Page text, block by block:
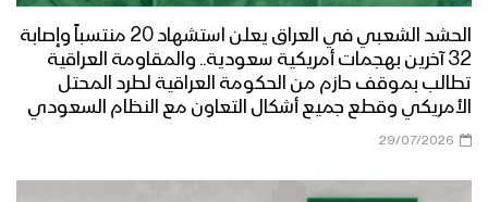
الحشد الشعبي في العراق يعلن استشهاد 20 منتسباً وإصابة
32 آخرين بهجمات أمريكية سعودية.. والمقاومة العراقية
تطالب بموقف حازم من الحكومة العراقية لطرد المحتل
الأمريكي وقطع جميع أشكال التعاون مع النظام السعودي
29/07/2026